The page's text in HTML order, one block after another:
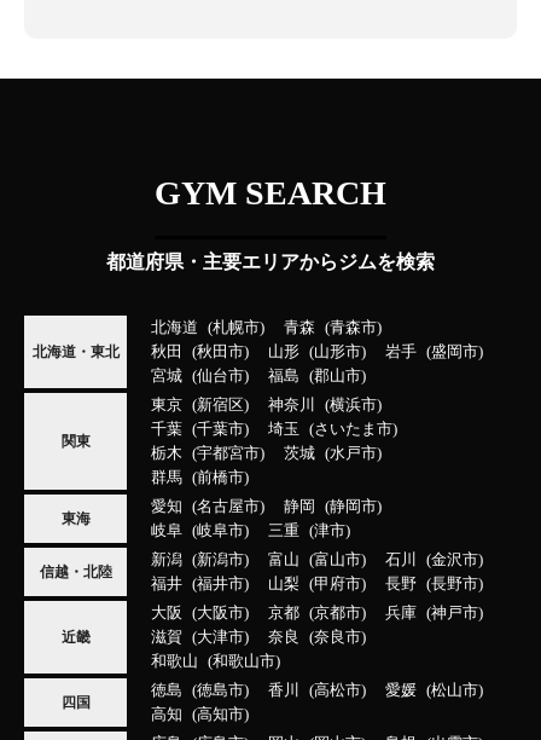
GYM SEARCH
都道府県・主要エリアからジムを検索
北海道・東北
北海道 札幌市 青森
青森市
秋田
秋田市 山形 山形市 岩手
盛岡市
宮城
仙台市 福島 郡山市
関東
東京 新宿区 神奈川
横浜市
千葉
千葉市 埼玉
さいたま市
栃木
宇都宮市 茨城
水戸市
群馬
前橋市
東海
愛知 名古屋市 静岡
静岡市
岐阜
岐阜市 三重 津市
信越・北陸
新潟 新潟市 富山 富山市 石川
金沢市
福井
福井市 山梨 甲府市 長野 長野市
近畿
大阪 大阪市 京都 京都市 兵庫
神戸市
滋賀
大津市 奈良
奈良市
和歌山
和歌山市
四国
徳島 徳島市 香川 高松市 愛媛
松山市
高知
高知市